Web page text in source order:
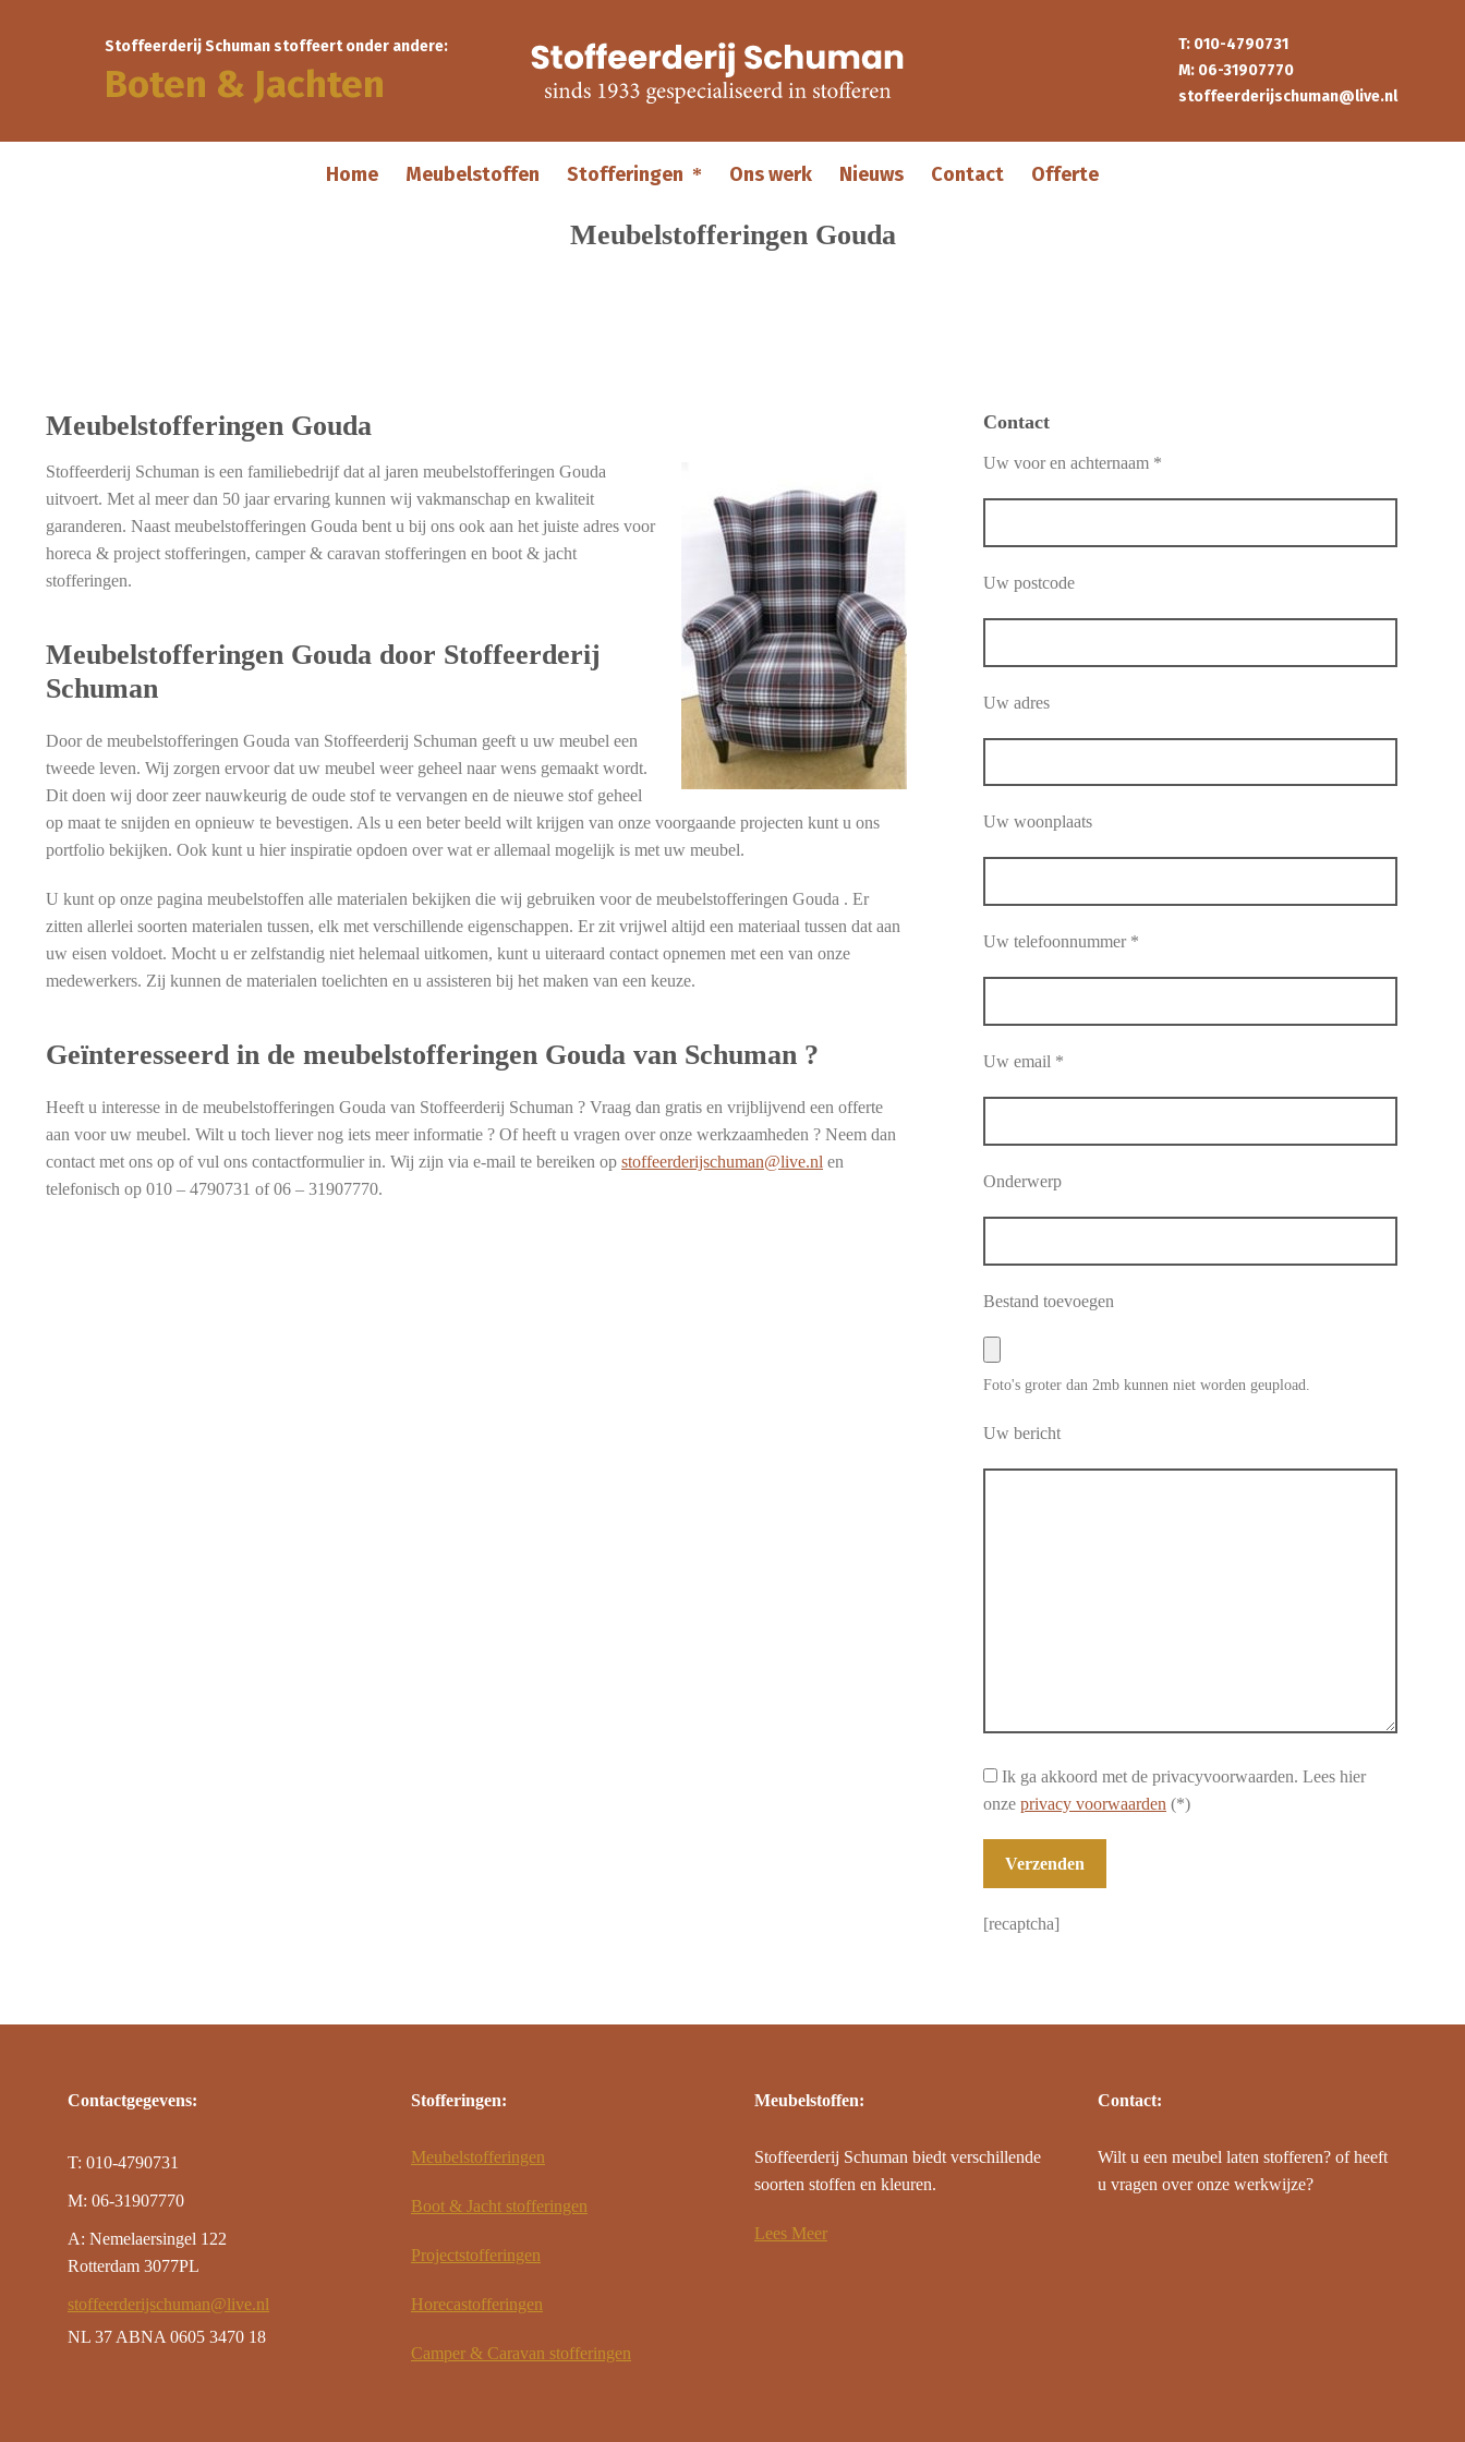
Stoffeerderij Schuman stoffeert onder andere:
Boten & Jachten
T: 010-4790731
M: 06-31907770
stoffeerderijschuman@live.nl
Home Meubelstoffen Stofferingen Ons werk Nieuws Contact Offerte
Meubelstofferingen Gouda
Meubelstofferingen Gouda
Stoffeerderij Schuman is een familiebedrijf dat al jaren meubelstofferingen Gouda
uitvoert. Met al meer dan 50 jaar ervaring kunnen wij vakmanschap en kwaliteit
garanderen. Naast meubelstofferingen Gouda bent u bij ons ook aan het juiste adres voor
horeca & project stofferingen, camper & caravan stofferingen en boot & jacht
stofferingen.
Meubelstofferingen Gouda door Stoffeerderij
Schuman
Door de meubelstofferingen Gouda van Stoffeerderij Schuman geeft u uw meubel een
tweede leven. Wij zorgen ervoor dat uw meubel weer geheel naar wens gemaakt wordt.
Dit doen wij door zeer nauwkeurig de oude stof te vervangen en de nieuwe stof geheel
op maat te snijden en opnieuw te bevestigen. Als u een beter beeld wilt krijgen van onze voorgaande projecten kunt u ons
portfolio bekijken. Ook kunt u hier inspiratie opdoen over wat er allemaal mogelijk is met uw meubel.
U kunt op onze pagina meubelstoffen alle materialen bekijken die wij gebruiken voor de meubelstofferingen Gouda . Er
zitten allerlei soorten materialen tussen, elk met verschillende eigenschappen. Er zit vrijwel altijd een materiaal tussen dat aan
uw eisen voldoet. Mocht u er zelfstandig niet helemaal uitkomen, kunt u uiteraard contact opnemen met een van onze
medewerkers. Zij kunnen de materialen toelichten en u assisteren bij het maken van een keuze.
Geïnteresseerd in de meubelstofferingen Gouda van Schuman ?
Heeft u interesse in de meubelstofferingen Gouda van Stoffeerderij Schuman ? Vraag dan gratis en vrijblijvend een offerte
aan voor uw meubel. Wilt u toch liever nog iets meer informatie ? Of heeft u vragen over onze werkzaamheden ? Neem dan
contact met ons op of vul ons contactformulier in. Wij zijn via e-mail te bereiken op stoffeerderijschuman@live.nl en
telefonisch op 010 – 4790731 of 06 – 31907770.
Contact
Uw voor en achternaam *
Uw postcode
Uw adres
Uw woonplaats
Uw telefoonnummer *
Uw email *
Onderwerp
Bestand toevoegen
Foto's groter dan 2mb kunnen niet worden geupload.
Uw bericht
Ik ga akkoord met de privacyvoorwaarden. Lees hier
onze privacy voorwaarden (*)
[recaptcha]
Contactgegevens:
T: 010-4790731
M: 06-31907770
A: Nemelaersingel 122
Rotterdam 3077PL
stoffeerderijschuman@live.nl
NL 37 ABNA 0605 3470 18
Stofferingen:
Meubelstofferingen
Boot & Jacht stofferingen
Projectstofferingen
Horecastofferingen
Camper & Caravan stofferingen
Meubelstoffen:
Stoffeerderij Schuman biedt verschillende
soorten stoffen en kleuren.
Lees Meer
Contact:
Wilt u een meubel laten stofferen? of heeft
u vragen over onze werkwijze?